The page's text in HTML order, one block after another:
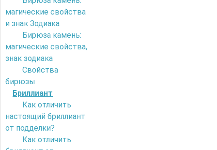
магические свойства
и знак Зодиака
Бирюза камень:
магические свойства,
знак зодиака
Свойства
бирюзы
Бриллиант
Как отличить
настоящий бриллиант
от подделки?
Как отличить